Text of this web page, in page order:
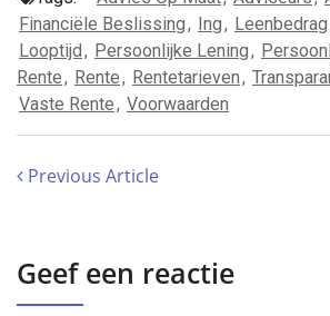
Financiële Beslissing, Ing, Leenbedrag
Looptijd, Persoonlijke Lening,
Rente, Rente, Rentetarieven,
Vaste Rente, Voorwaarden
Previous Article
Geef een reactie